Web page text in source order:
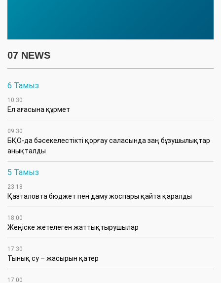
07 NEWS
6 Тамыз
10:30
Ел ағасына құрмет
09:30
БҚО-да бәсекелестікті қорғау саласында заң бұзушылықтар
анықталды
5 Тамыз
23:18
Қазталовта бюджет пен даму жоспары қайта қаралды
18:00
Жеңіске жетелеген жаттықтырушылар
17:30
Тынық су – жасырын қатер
17:00